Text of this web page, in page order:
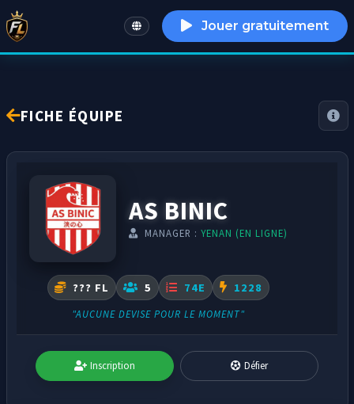
English Jouer gratuitement
FICHE ÉQUIPE
AS BINIC
MANAGER :YENAN (EN LIGNE)
??? FL 5 74E 1228
"AUCUNE DEVISE POUR LE MOMENT"
Inscription Défier